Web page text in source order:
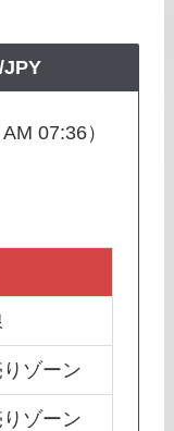
JPY
07:36）
ゾーン
ゾーン